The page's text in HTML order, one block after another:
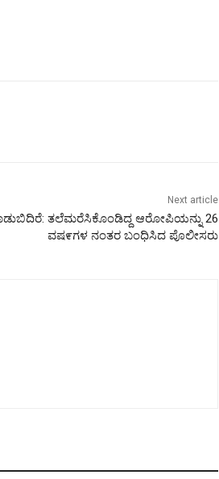
Next article
ತಲೆಮರೆಸಿಕೊಂಡಿದ್ದ ಆರೋಪಿಯನ್ನು 26
ವಷ೯ಗಳ ನಂತರ ಬಂಧಿಸಿದ ಪೊಲೀಸರು